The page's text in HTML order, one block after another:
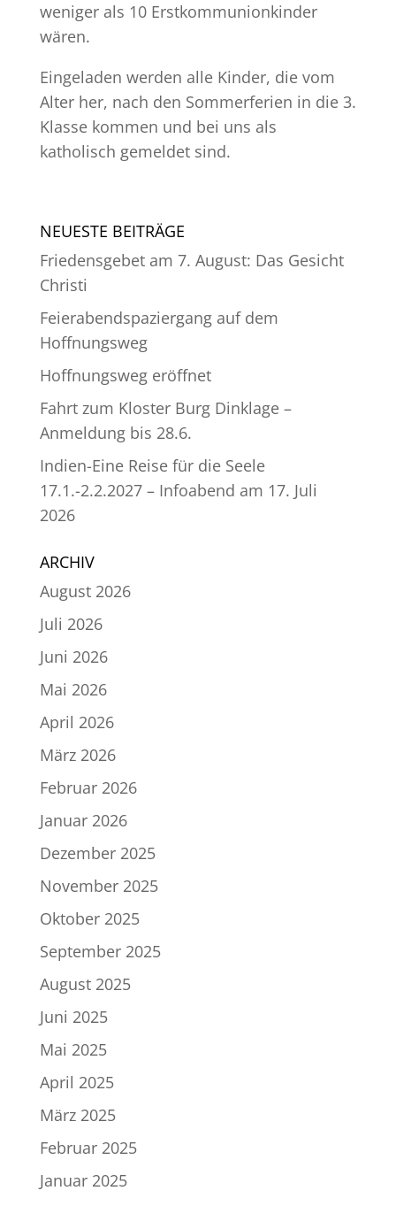
weniger als 10 Erstkommunionkinder
wären.
Eingeladen werden alle Kinder, die vom
Alter her, nach den Sommerferien in die 3.
Klasse kommen und bei uns als
katholisch gemeldet sind.
NEUESTE BEITRÄGE
Friedensgebet am 7. August: Das Gesicht
Christi
Feierabendspaziergang auf dem
Hoffnungsweg
Hoffnungsweg eröffnet
Fahrt zum Kloster Burg Dinklage –
Anmeldung bis 28.6.
Indien-Eine Reise für die Seele
17.1.-2.2.2027 – Infoabend am 17. Juli
2026
ARCHIV
August 2026
Juli 2026
Juni 2026
Mai 2026
April 2026
März 2026
Februar 2026
Januar 2026
Dezember 2025
November 2025
Oktober 2025
September 2025
August 2025
Juni 2025
Mai 2025
April 2025
März 2025
Februar 2025
Januar 2025